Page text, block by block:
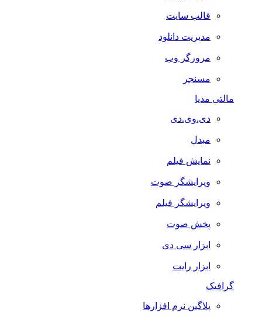
قالب سایت
مدیریت دانلود
مرورگر وب
مسنجر
مالتی مدیا
دی.وی.دی
مبدل
نمایش فیلم
ویرایشگر صوت
ویرایشگر فیلم
پخش صوت
ابزار سی دی
ابزار رایت
گرافیک
پلاگین نرم افزارها